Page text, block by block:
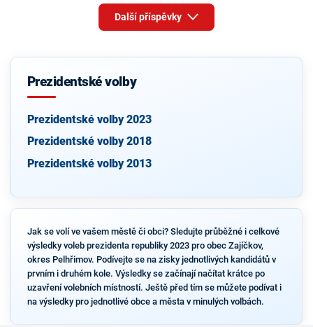
Další příspěvky
Prezidentské volby
Prezidentské volby 2023
Prezidentské volby 2018
Prezidentské volby 2013
Jak se volí ve vašem městě či obci? Sledujte průběžné i celkové
výsledky voleb prezidenta republiky 2023 pro obec Zajíčkov,
okres Pelhřimov. Podívejte se na zisky jednotlivých kandidátů v
prvním i druhém kole. Výsledky se začínají načítat krátce po
uzavření volebních místností. Ještě před tím se můžete podívat i
na výsledky pro jednotlivé obce a města v minulých volbách.